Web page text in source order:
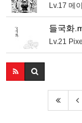
Lv.17 메
들국화
Lv.21